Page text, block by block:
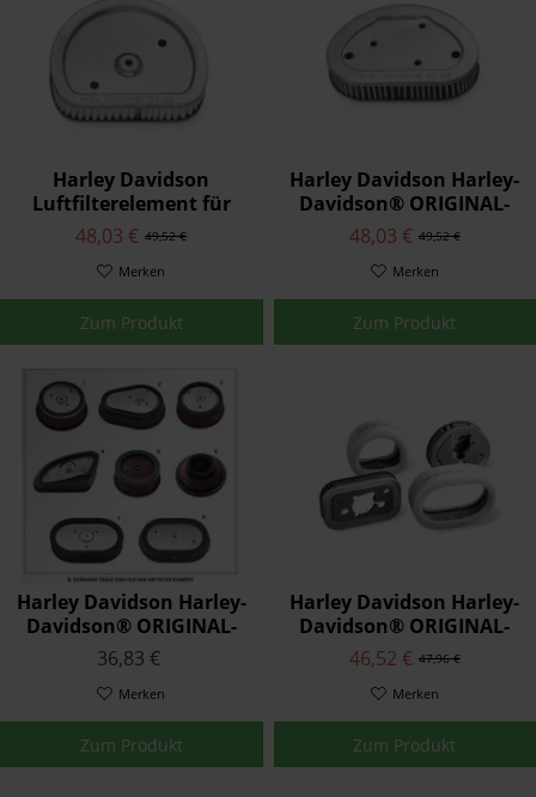
Harley Davidson
Luftfilterelement für
Evolution 1340 Modelle
29291-95
49,52 €
48,03 €
Merken
Zum Produkt
Harley Davidson Harley-
Davidson® ORIGINAL-
LUFTFILTERELEMENT
29314-08
49,52 €
48,03 €
Merken
Zum Produkt
Harley Davidson Harley-
Davidson® ORIGINAL-
LUFTFILTERELEMENTE
29400212
36,83 €
Merken
Zum Produkt
Harley Davidson Harley-
Davidson® ORIGINAL-
LUFTFILTERELEMENTE
29259-91A
47,96 €
46,52 €
Merken
Zum Produkt